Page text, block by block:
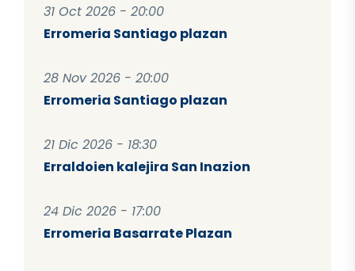
31 Oct 2026 - 20:00
Erromeria Santiago plazan
28 Nov 2026 - 20:00
Erromeria Santiago plazan
21 Dic 2026 - 18:30
Erraldoien kalejira San Inazion
24 Dic 2026 - 17:00
Erromeria Basarrate Plazan